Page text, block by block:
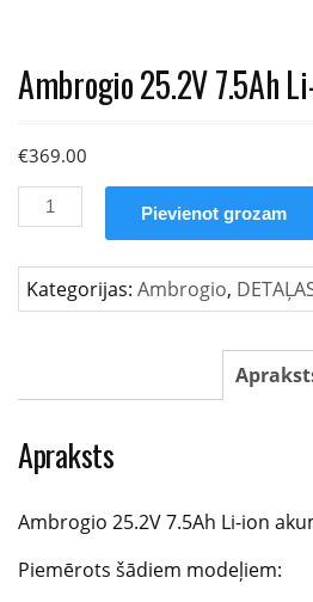
Ambrogio 25.2V 7.5Ah
€369.00
Ambrogio
25.2V
Li-
ion
Pievienot grozam
Kategorijas: Ambrogio,
Apraksts
Ambrogio 25.2V 7.5Ah Li-ion
Piemērots šādiem modeļiem: